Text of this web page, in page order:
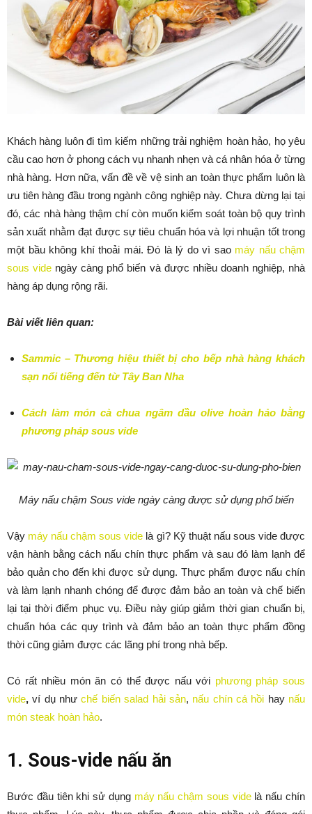
Khách hàng luôn đi tìm kiếm những trải nghiệm hoàn hảo, họ yêu
cầu cao hơn ở phong cách vụ nhanh nhẹn và cá nhân hóa ở từng
nhà hàng. Hơn nữa, vấn đề về vệ sinh an toàn thực phẩm luôn là
ưu tiên hàng đầu trong ngành công nghiệp này. Chưa dừng lại tại
đó, các nhà hàng thậm chí còn muốn kiểm soát toàn bộ quy trình
sản xuất nhằm đạt được sự tiêu chuẩn hóa và lợi nhuận tốt trong
một bầu không khí thoải mái. Đó là lý do vì sao máy nấu chậm
sous vide ngày càng phổ biến và được nhiều doanh nghiệp, nhà
hàng áp dụng rộng rãi.
Bài viết liên quan:
Sammic – Thương hiệu thiết bị cho bếp nhà hàng khách
sạn nổi tiếng đến từ Tây Ban Nha
Cách làm món cà chua ngâm dầu olive hoàn hảo bằng
phương pháp sous vide
Máy nấu chậm Sous vide ngày càng được sử dụng phổ biến
Vậy máy nấu chậm sous vide là gì? Kỹ thuật nấu sous vide được
vận hành bằng cách nấu chín thực phẩm và sau đó làm lạnh để
bảo quản cho đến khi được sử dụng. Thực phẩm được nấu chín
và làm lạnh nhanh chóng để được đảm bảo an toàn và chế biến
lại tại thời điểm phục vụ. Điều này giúp giảm thời gian chuẩn bị,
chuẩn hóa các quy trình và đảm bảo an toàn thực phẩm đồng
thời cũng giảm được các lãng phí trong nhà bếp.
Có rất nhiều món ăn có thể được nấu với phương pháp sous
vide,ví dụ nhưchế biến salad hải sản, nấu chín cá hồi hay nấu
món steak hoàn hảo.
1. Sous-vide nấu ăn
Bước đầu tiên khi sử dụng máy nấu chậm sous videlà nấu chín